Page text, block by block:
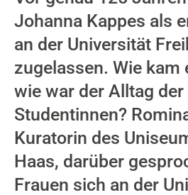
Johanna Kappes als
an der Universität
zugelassen. Wie kam
wie war der Alltag der
Studentinnen?
Kuratorin des
Haas, darüber
Frauen sich an der